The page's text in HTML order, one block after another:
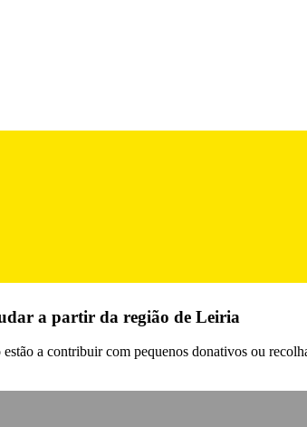
a partir da região de Leiria
a contribuir com pequenos donativos ou